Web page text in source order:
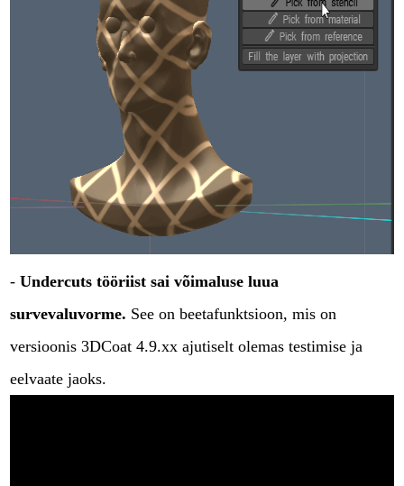
-Undercuts tööriist sai võimaluse luua
survevaluvorme. See on beetafunktsioon, mis on
versioonis 3DCoat 4.9.xx ajutiselt olemas testimise ja
eelvaate jaoks.